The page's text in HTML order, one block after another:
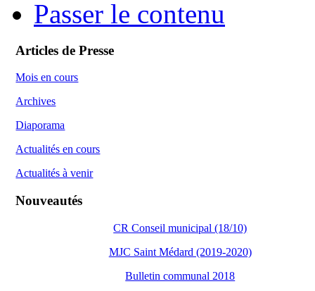
Passer le contenu
Articles de Presse
Mois en cours
Archives
Diaporama
Actualités en cours
Actualités à venir
Nouveautés
CR Conseil municipal (18/10)
MJC Saint Médard (2019-2020)
Bulletin communal 2018